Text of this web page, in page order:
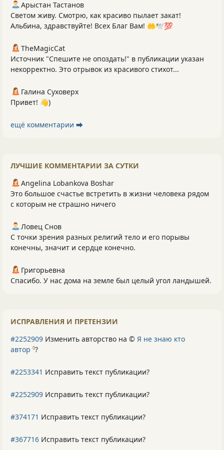
Арыстан Тастанов
Светом живу. Смотрю, как красиво пылает закат!
Альбина, здравствуйте! Всех Благ Вам! 🤲🕊️💯
TheMagicCat
Источник "Спешите не опоздать!" в публикации указан
некорректно. Это отрывок из красивого стихот...
Галина Суховерх
Привет! 👋)
ещё комментарии ⮕
ЛУЧШИЕ КОММЕНТАРИИ ЗА СУТКИ
Angelina Lobankova Boshar
Это большое счастье встретить в жизни человека рядом
с которым не страшно ничего
Ловец Снов
С точки зрения разных религий тело и его порывы
конечны, значит и сердце конечно.
Григорьевна
Спасибо. У нас дома на земле был целый угол ландышей.
ИСПРАВЛЕНИЯ И ПРЕТЕНЗИИ
#2252909 Изменить авторство на © Я не знаю кто
автор 0?
#2253341 Исправить текст публикации?
#2252909 Исправить текст публикации?
#374171 Исправить текст публикации?
#367716 Исправить текст публикации?